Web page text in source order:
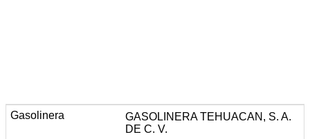
GASOLINERA TEHUACAN, S. A.
DE C. V.